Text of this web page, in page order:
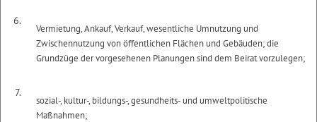
6.
Vermietung, Ankauf, Verkauf, wesentliche Umnutzung und
Zwischennutzung von öffentlichen Flächen und Gebäuden; die
Grundzüge der vorgesehenen Planungen sind dem Beirat vorzulegen;
7.
sozial-, kultur-, bildungs-, gesundheits- und umweltpolitische
Maßnahmen;